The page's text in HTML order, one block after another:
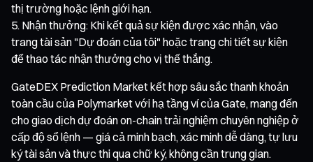
thị trường hoặc lệnh giới hạn.
Nhận thưởng: Khi kết quả sự kiện được xác nhận, vào
trang tài sản "Dự đoán của tôi" hoặc trang chi tiết sự kiện
để thao tác nhận thưởng cho vị thế thắng.
GateDEX Prediction Market kết hợp sâu sắc thanh khoản
toàn cầu của Polymarket với hạ tầng ví của Gate, mang đến
cho giao dịch dự đoán on-chain trải nghiệm chuyên nghiệp ở
cấp độ sổ lệnh — giá cả minh bạch, xác minh dễ dàng, tự lưu
ký tài sản và thực thi qua chữ ký, không cần trung gian.